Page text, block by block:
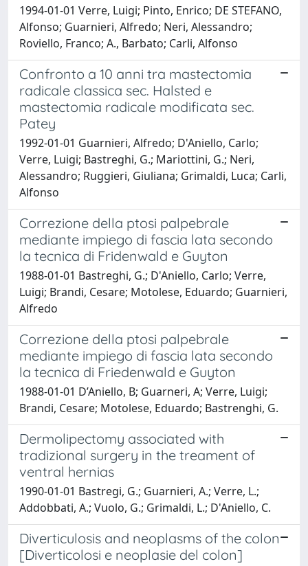
1994-01-01 Verre, Luigi; Pinto, Enrico; DE STEFANO,
Alfonso; Guarnieri, Alfredo; Neri, Alessandro;
Roviello, Franco; A., Barbato; Carli, Alfonso
Confronto a 10 anni tra mastectomia
radicale classica sec. Halsted e
mastectomia radicale modificata sec.
Patey
1992-01-01 Guarnieri, Alfredo; D'Aniello, Carlo;
Verre, Luigi; Bastreghi, G.; Mariottini, G.; Neri,
Alessandro; Ruggieri, Giuliana; Grimaldi, Luca; Carli,
Alfonso
Correzione della ptosi palpebrale
mediante impiego di fascia lata secondo
la tecnica di Fridenwald e Guyton
1988-01-01 Bastreghi, G.; D'Aniello, Carlo; Verre,
Luigi; Brandi, Cesare; Motolese, Eduardo; Guarnieri,
Alfredo
Correzione della ptosi palpebrale
mediante impiego di fascia lata secondo
la tecnica di Friedenwald e Guyton
1988-01-01 D’Aniello, B; Guarneri, A; Verre, Luigi;
Brandi, Cesare; Motolese, Eduardo; Bastrenghi, G.
Dermolipectomy associated with
tradizional surgery in the treament of
ventral hernias
1990-01-01 Bastregi, G.; Guarnieri, A.; Verre, L.;
Addobbati, A.; Vuolo, G.; Grimaldi, L.; D'Aniello, C.
Diverticulosis and neoplasms of the colon
[Diverticolosi e neoplasie del colon]